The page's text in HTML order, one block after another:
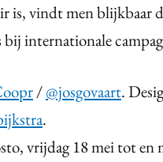
is, vindt men blijkbaar
bij internationale
/@josgovaart.
.
vrijdag 18 mei tot en